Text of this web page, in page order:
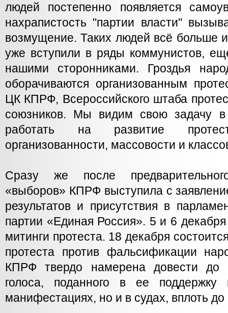
людей постепенно появляется
нахрапистость "партии власти"
возмущение. Таких людей всё больше
уже вступили в ряды коммунистов,
нашими сторонниками. Гроздья
оборачиваются организованным
ЦК КПРФ, Всероссийского штаба
союзников. Мы видим свою задачу
работать на развитие
организованности, массовости и
Сразу же после
«выборов» КПРФ выступила с
результатов и присутствия в
партии «Единая Россия». 5 и 6
митинги протеста. 18 декабря
протеста против фальсификации
КПРФ твердо намерена довести до
голоса, поданного в ее
манифестациях, но и в судах, вплоть